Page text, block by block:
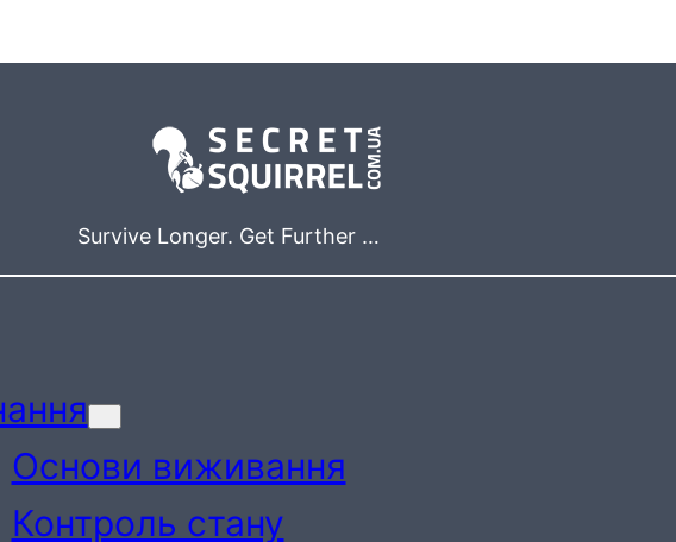
Survive Longer. Get Further …
Основи виживання
Контроль стану